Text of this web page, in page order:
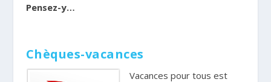
Pensez-y…
Chèques-vacances
Vacances pour tous est